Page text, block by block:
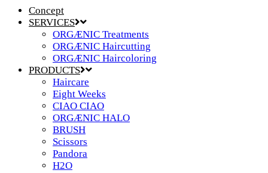
Concept
SERVICES
ORGÆNIC Treatments
ORGÆNIC Haircutting
ORGÆNIC Haircoloring
PRODUCTS
Haircare
Eight Weeks
CIAO CIAO
ORGÆNIC HALO
BRUSH
Scissors
Pandora
H2O